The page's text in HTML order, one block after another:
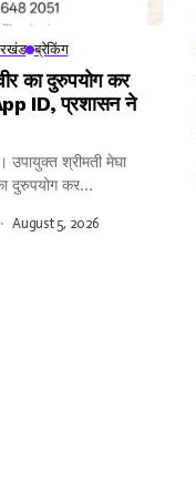
ब्रेकिंग
का दुरुपयोग कर
ID, प्रशासन ने
श्रीमती मेघा
दुरुपयोग कर...
August 5, 2026